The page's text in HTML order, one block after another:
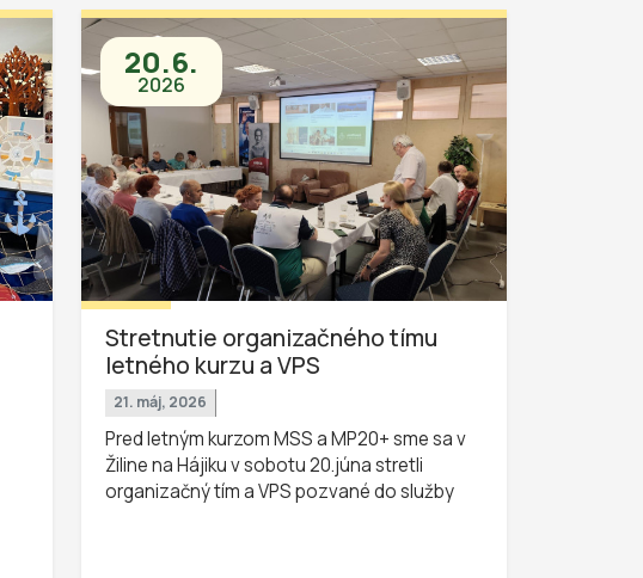
20.6.
2026
Stretnutie organizačného tímu
letného kurzu a VPS
21. máj, 2026
Pred letným kurzom MSS a MP20+ sme sa v
Žiline na Hájiku v sobotu 20.júna stretli
organizačný tím a VPS pozvané do služby